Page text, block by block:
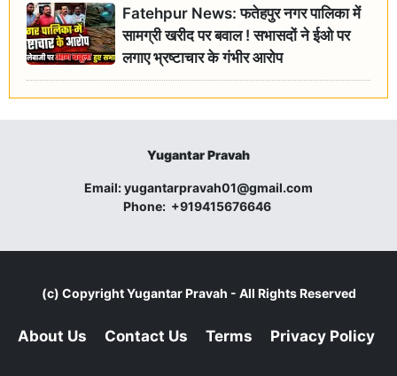
Fatehpur News: फतेहपुर नगर पालिका में
सामग्री खरीद पर बवाल ! सभासदों ने ईओ पर
लगाए भ्रष्टाचार के गंभीर आरोप
Yugantar Pravah
Email:yugantarpravah01@gmail.com
Phone: +919415676646
(c) CopyrightYugantar Pravah - All Rights Reserved
About Us Contact Us Terms Privacy Policy